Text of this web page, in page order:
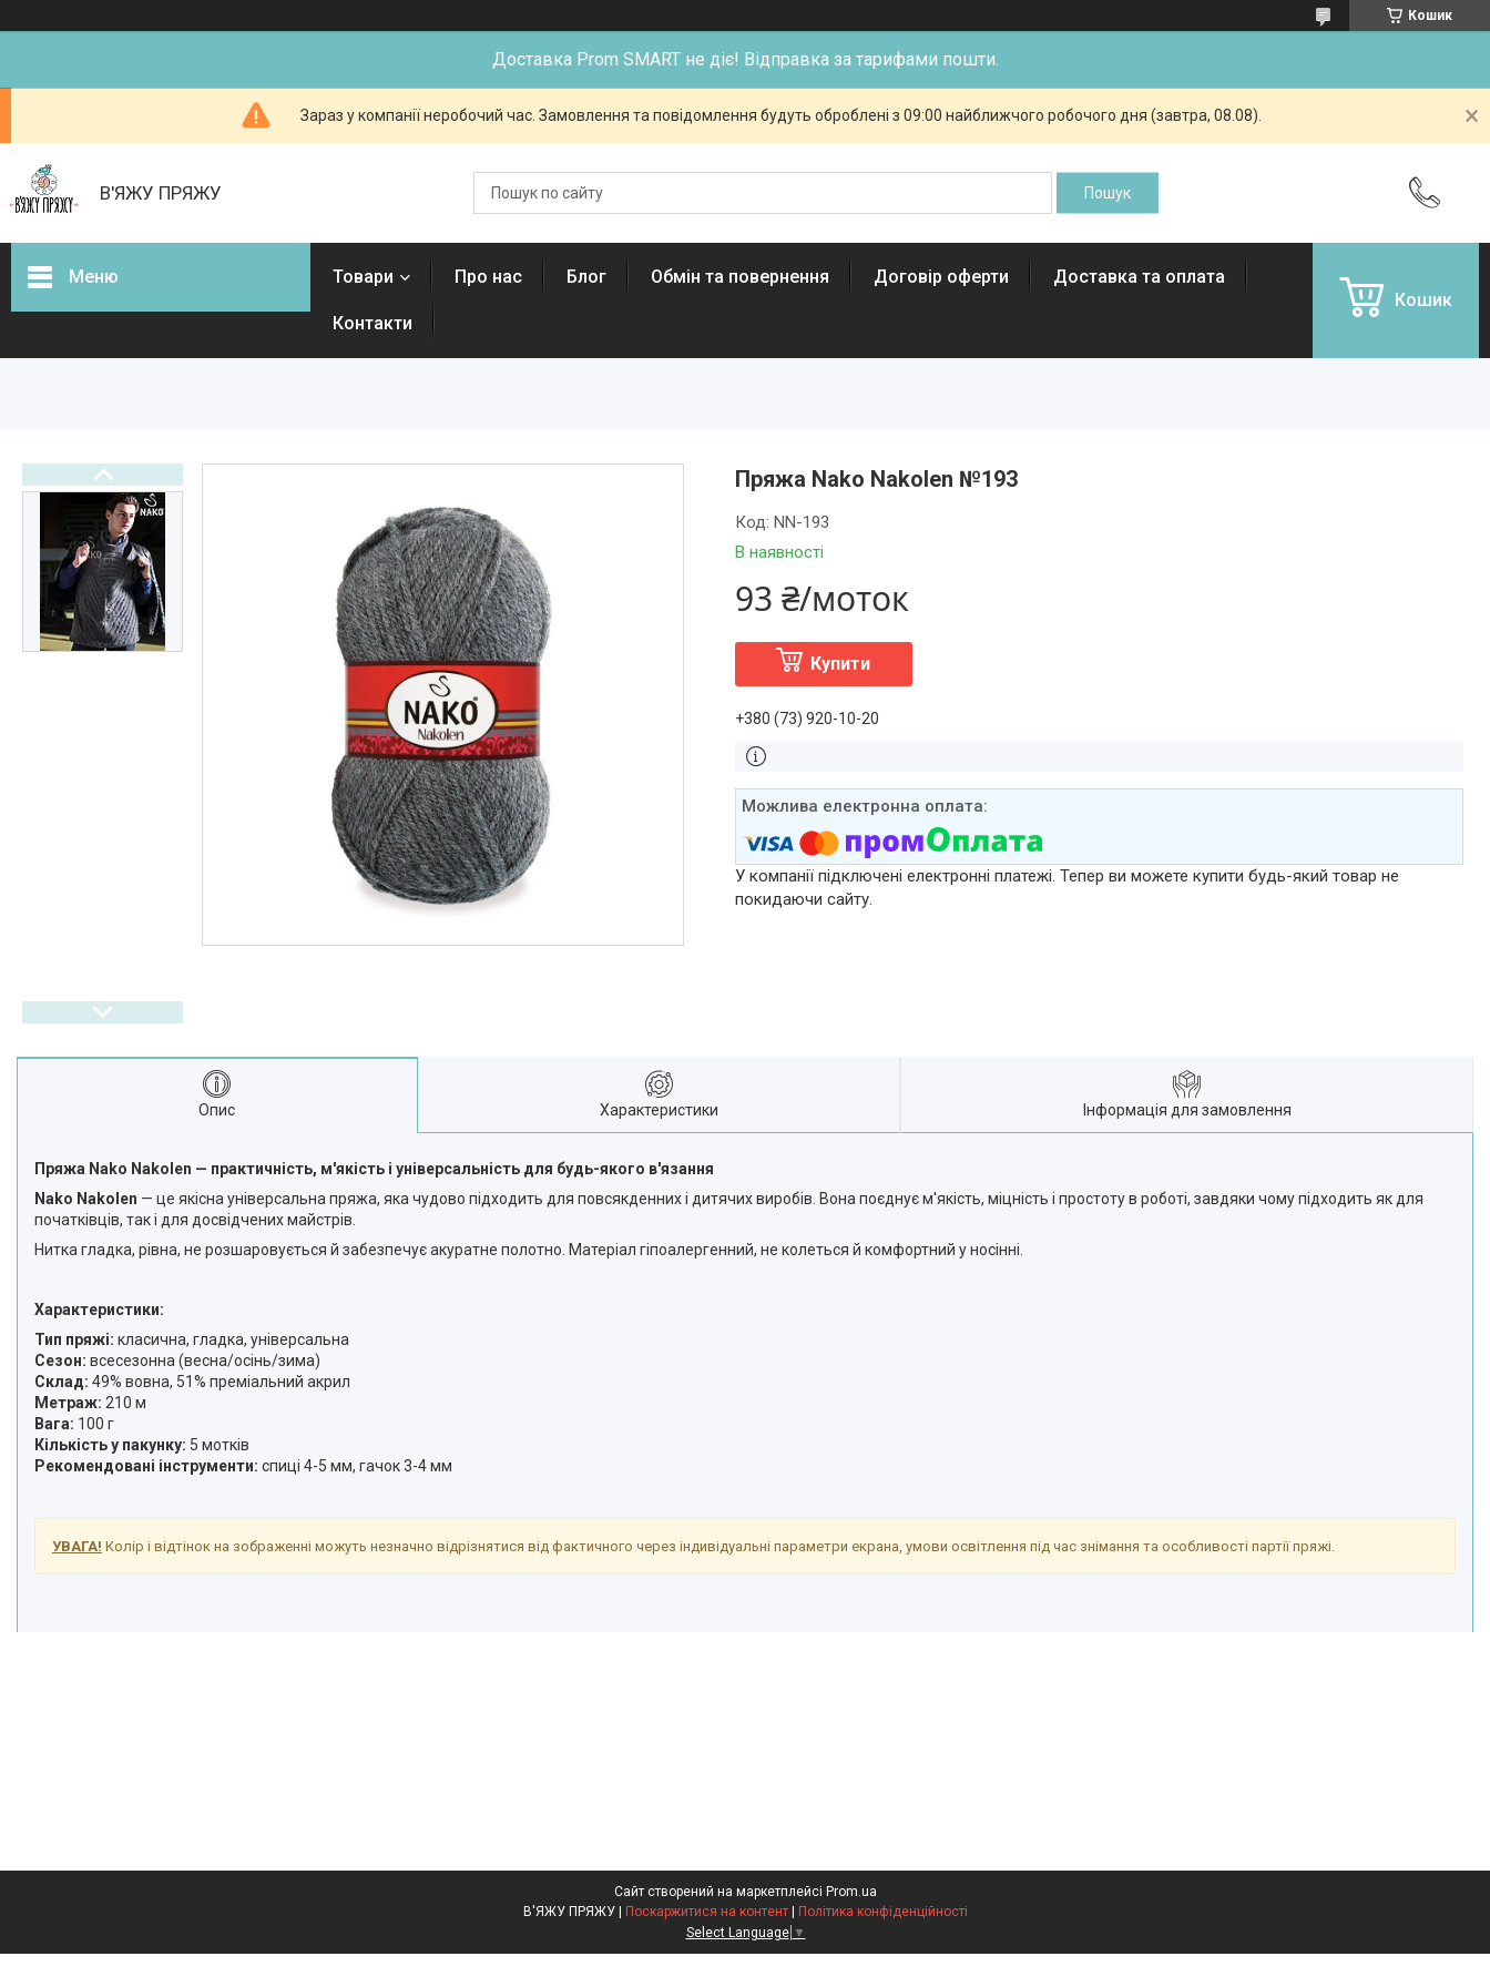
Кошик
Доставка Prom SMART не діє! Відправка за тарифами пошти.
Зараз у компанії неробочий час. Замовлення та повідомлення будуть оброблені з 09:00 найближчого робочого дня (завтра, 08.08).
В'ЯЖУ ПРЯЖУ
Меню Товари Про нас Блог Обмін та повернення Договір оферти Доставка та оплата
Контакти
Кошик
Пряжа Nako Nakolen №193
В наявності
Код: NN-193
93 ₴/моток
Купити
+380 (73) 920-10-20
У компанії підключені електронні платежі. Тепер ви можете купити будь-який товар не
покидаючи сайту.
Опис Характеристики Інформація для замовлення
Пряжа Nako Nakolen — практичність, м'якість і універсальність для будь-якого в'язання
Nako Nakolen — це якісна універсальна пряжа, яка чудово підходить для повсякденних і дитячих виробів. Вона поєднує м'якість, міцність і простоту в роботі, завдяки чому підходить як для
початківців, так і для досвідчених майстрів.
Нитка гладка, рівна, не розшаровується й забезпечує акуратне полотно. Матеріал гіпоалергенний, не колеться й комфортний у носінні.
Характеристики:
Тип пряжі: класична, гладка, універсальна
Сезон: всесезонна (весна/осінь/зима)
Склад: 49% вовна, 51% преміальний акрил
Метраж: 210 м
Вага: 100 г
Кількість у пакунку: 5 мотків
Рекомендовані інструменти: спиці 4-5 мм, гачок 3-4 мм
УВАГА! Колір і відтінок на зображенні можуть незначно відрізнятися від фактичного через індивідуальні параметри екрана, умови освітлення під час знімання та особливості партії пряжі.
Сайт створений на маркетплейсі Prom.ua
Поскаржитися на контент
Політика конфіденційності
Select Language ▼